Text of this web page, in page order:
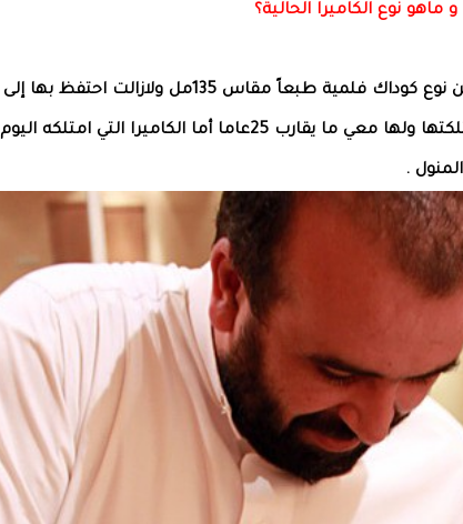
ماهو نوع الكاميرا الحالية؟
· اذكر أن أول كاميرا امتلكتها هي من نوع كوداك فلمية طبعاً مقاس 135مل ولازالت احتفظ بها إلى
اليوم ضمن عدة كاميرات كثيرة امتلكتها ولها معي ما يقارب 25عاما أما الكاميرا التي امتلكه اليوم
.